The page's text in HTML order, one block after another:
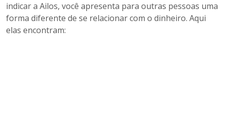
indicar a Ailos, você apresenta para outras pessoas uma
forma diferente de se relacionar com o dinheiro. Aqui
elas encontram: